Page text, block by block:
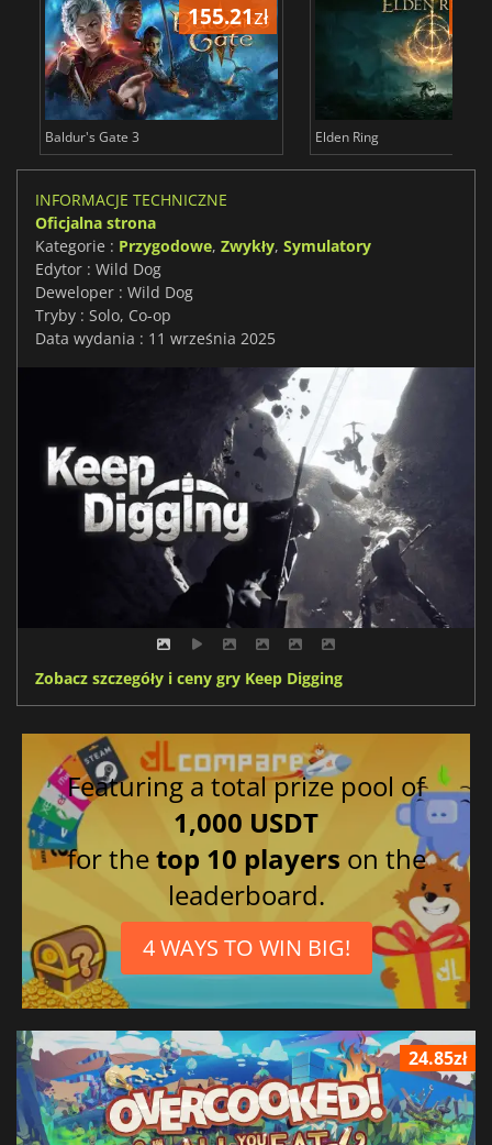
155.21zł
Baldur's Gate 3 Elden Ring
INFORMACJE TECHNICZNE
Oficjalna strona
Kategorie : Przygodowe, Zwykły, Symulatory
Edytor : Wild Dog
Deweloper : Wild Dog
Tryby : Solo, Co-op
Data wydania : 11 września 2025
Zobacz szczegóły i ceny gry Keep Digging
Featuring a total prize pool of
1,000 USDT
for thetop 10 players on the
leaderboard.
4 WAYS TO WIN BIG!
24.85zł